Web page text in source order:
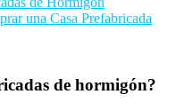
una Casa Prefabricada
de hormigón?